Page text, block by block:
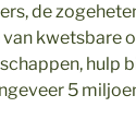
de
van kwetsbare
hulp
5